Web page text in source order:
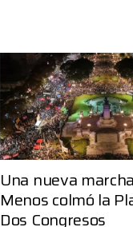
Una nueva
Menos colmó la
Dos Congresos